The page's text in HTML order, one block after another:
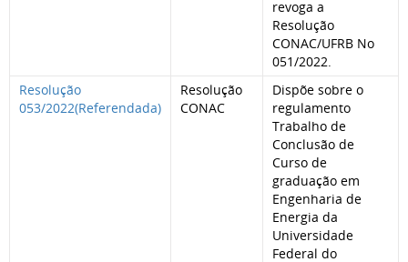
revoga a
Resolução
CONAC/UFRB No
051/2022.
Resolução
053/2022(Referendada)
Resolução
CONAC
Dispõe sobre o
regulamento
Trabalho de
Conclusão de
Curso de
graduação em
Engenharia de
Energia da
Universidade
Federal do